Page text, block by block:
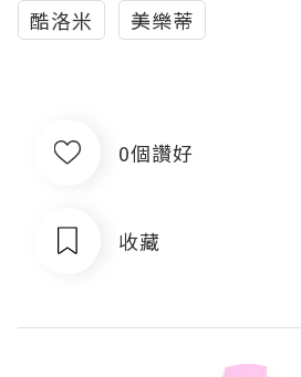
酷洛米
美樂蒂
0個讚好
收藏